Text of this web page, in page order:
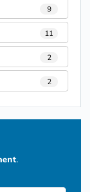
9
11
2
2
.